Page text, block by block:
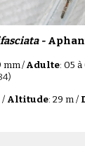
-
mm/Adulte: 05
/ Altitude: 29 m /